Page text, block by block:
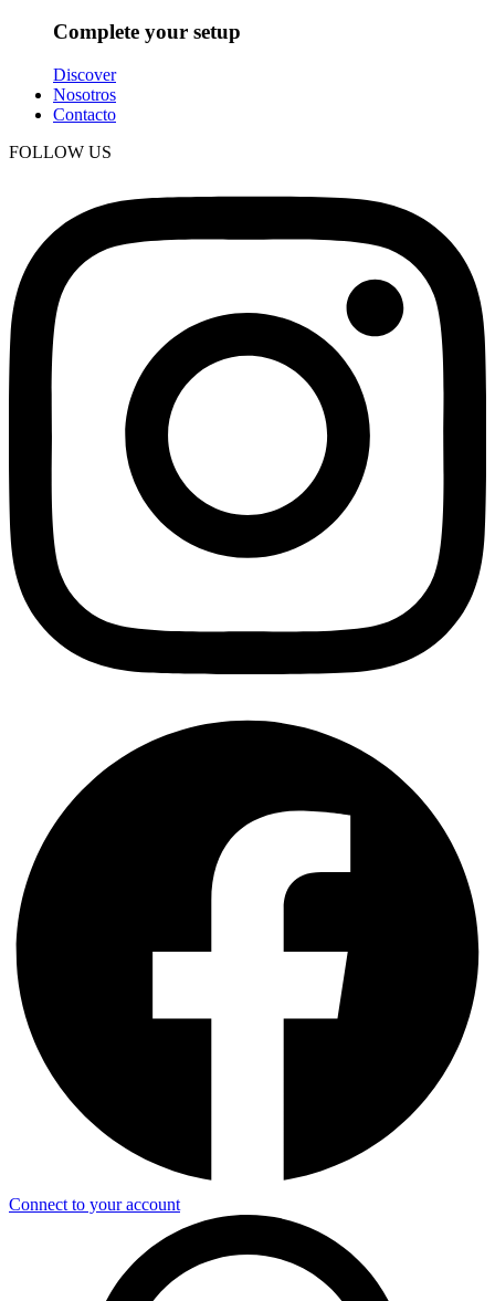
Complete your setup
Discover
Nosotros
Contacto
FOLLOW US
Connect to your account